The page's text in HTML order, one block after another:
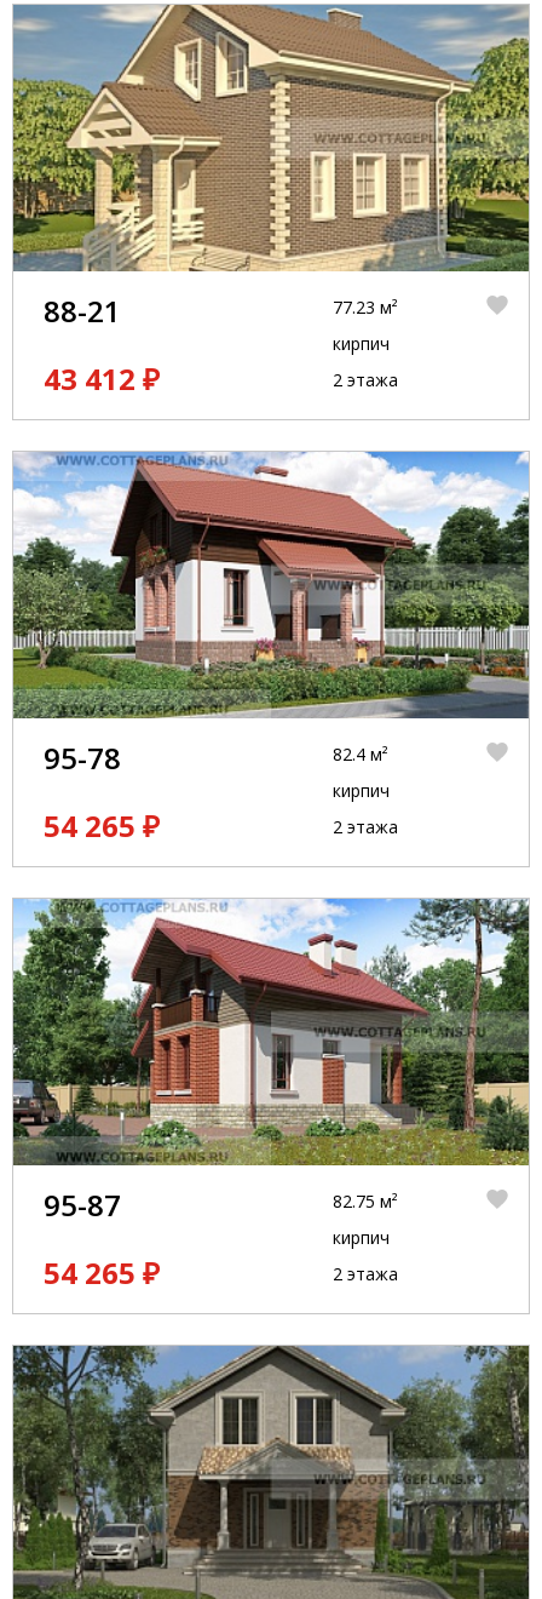
88-21
43 412 ₽
77.23 м²
кирпич
2 этажа
95-78
54 265 ₽
82.4 м²
кирпич
2 этажа
95-87
54 265 ₽
82.75 м²
кирпич
2 этажа